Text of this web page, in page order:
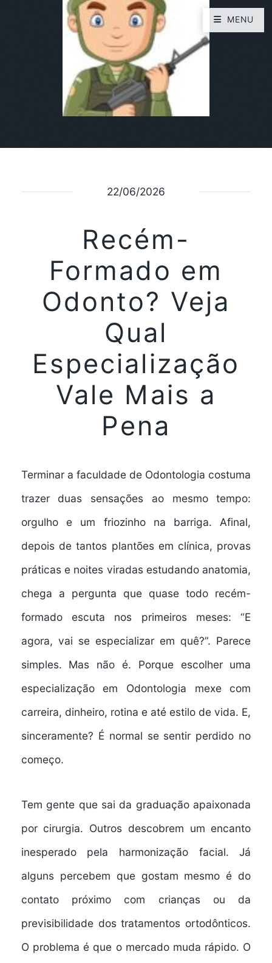
22/06/2026
Recém-
Formado em
Odonto? Veja
Qual
Especialização
Vale Mais a
Pena
Terminar a faculdade de Odontologia costuma
trazer duas sensações ao mesmo tempo:
orgulho e um friozinho na barriga. Afinal,
depois de tantos plantões em clínica, provas
práticas e noites viradas estudando anatomia,
chega a pergunta que quase todo recém-
formado escuta nos primeiros meses: “E
agora, vai se especializar em quê?”. Parece
simples. Mas não é. Porque escolher uma
especialização em Odontologia mexe com
carreira, dinheiro, rotina e até estilo de vida. E,
sinceramente? É normal se sentir perdido no
começo.
Tem gente que sai da graduação apaixonada
por cirurgia. Outros descobrem um encanto
inesperado pela harmonização facial. Já
alguns percebem que gostam mesmo é do
contato próximo com crianças ou da
previsibilidade dos tratamentos ortodônticos.
O problema é que o mercado muda rápido. O
MENU